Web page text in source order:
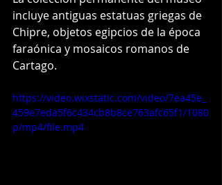
incluye antiguas estatuas griegas de
Chipre, objetos egipcios de la época
faraónica y mosaicos romanos de
Cartago.
https://video.wixstatic.com/video/7ea45e_
459e7eda5f6c434cb8b8ce763afc65f1/1080
p/mp4/file.mp4